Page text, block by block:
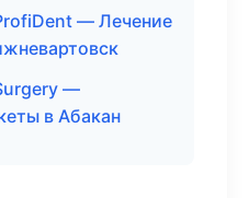
— Лечение
—
в Абакан